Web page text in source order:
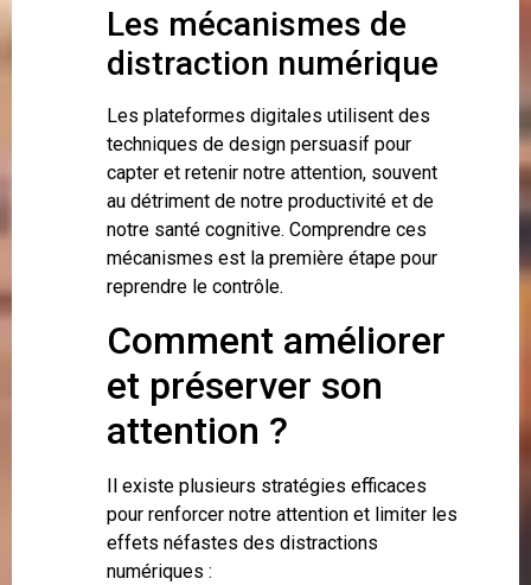
Les mécanismes de
distraction numérique
Les plateformes digitales utilisent des
techniques de design persuasif pour
capter et retenir notre attention, souvent
au détriment de notre productivité et de
notre santé cognitive. Comprendre ces
mécanismes est la première étape pour
reprendre le contrôle.
Comment améliorer
et préserver son
attention ?
Il existe plusieurs stratégies efficaces
pour renforcer notre attention et limiter les
effets néfastes des distractions
numériques :